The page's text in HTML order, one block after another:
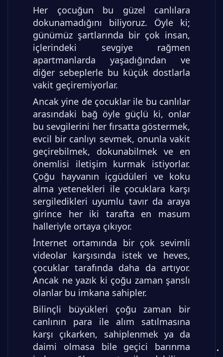
Her çocuğun bu güzel canlılara
dokunamadığını biliyoruz. Öyle ki;
günümüz şartlarında bir çok insan,
içlerindeki sevgiye rağmen
apartmanlarda yaşadığından ve
diğer sebeplerle bu küçük dostlarla
vakit geçiremiyorlar.
Ancak yine de çocuklar ile bu canlılar
arasındaki bağ öyle güçlü ki, onlar
bu sevgilerini her fırsatta göstermek,
evcil bir canlıyı sevmek, onunla vakit
geçirebilmek, dokunabilmek ve en
önemlisi iletişim kurmak istiyorlar.
Çoğu hayvanın içgüdüleri ve koku
alma yetenekleri ile çocuklara karşı
sergiledikleri uyumlu tavır da araya
girince her iki tarafta en masum
halleriyle ortaya çıkıyor.
İnternet ortamında bir çok sevimli
videolar karşısında istek ve heves,
çocuklar tarafında daha da artıyor.
Ancak ne yazık ki çoğu zaman şanslı
olanlar bu imkana sahipler.
Bilinçli büyükleri çoğu zaman bir
canlının para ile alım satılmasına
karşı çıkarken, sahiplenmek ya da
daimi olmasa bile geçici barınma